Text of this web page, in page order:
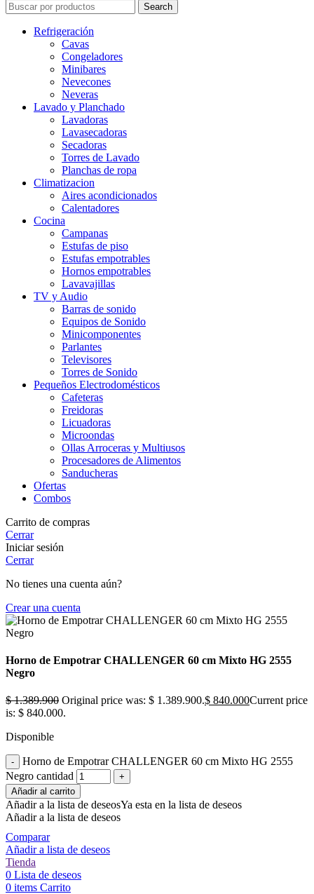
Search
Refrigeración
Cavas
Congeladores
Minibares
Nevecones
Neveras
Lavado y Planchado
Lavadoras
Lavasecadoras
Secadoras
Torres de Lavado
Planchas de ropa
Climatizacion
Aires acondicionados
Calentadores
Cocina
Campanas
Estufas de piso
Estufas empotrables
Hornos empotrables
Lavavajillas
TV y Audio
Barras de sonido
Equipos de Sonido
Minicomponentes
Parlantes
Televisores
Torres de Sonido
Pequeños Electrodomésticos
Cafeteras
Freidoras
Licuadoras
Microondas
Ollas Arroceras y Multiusos
Procesadores de Alimentos
Sanducheras
Ofertas
Combos
Carrito de compras
Cerrar
Iniciar sesión
Cerrar
No tienes una cuenta aún?
Crear una cuenta
Horno de Empotrar CHALLENGER 60 cm Mixto HG 2555
Negro
$1.389.900 Original price was: $ 1.389.900.$ 840.000Current price
is: $ 840.000.
Disponible
Horno de Empotrar CHALLENGER 60 cm Mixto HG 2555
Negro cantidad
Añadir al carrito
Añadir a la lista de deseosYa esta en la lista de deseos
Añadir a la lista de deseos
Comparar
Añadir a lista de deseos
Tienda
0 Lista de deseos
0 items Carrito